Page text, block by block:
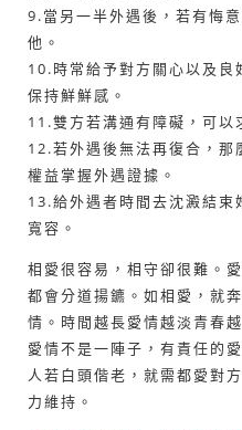
9.當另一半外遇後，若有悔
他。
10.時常給予對方關心以及良
保持鮮鮮感。
11.雙方若溝通有障礙，可以
12.若外遇後無法再復合，那
權益掌握外遇證據。
13.給外遇者時間去沈澱結束
寬容。
相愛很容易，相守卻很難。
都會分道揚鑣。如相愛，就
情。時間越長愛情越淡青春
愛情不是一陣子，有責任的
人若白頭偕老，就需都愛對
力維持。